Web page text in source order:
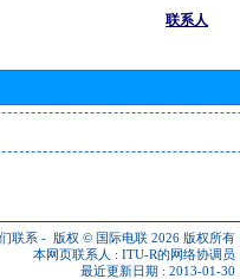
联系人
联系 - 版权 © 国际电联 2026 版权所有
本网页联系人 : ITU-R的网络协调员
最近更新日期 : 2013-01-30